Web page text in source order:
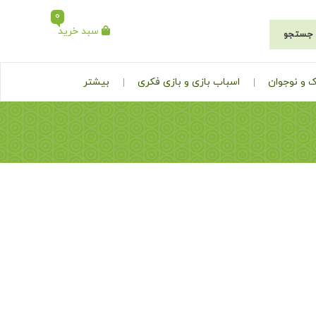
جستجو سبد خرید
0
و نوجوان اسباب بازی و بازی فکری بیشتر